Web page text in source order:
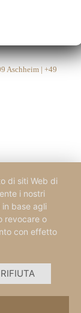
Aschheim | +49
di siti Web di
i nostri
base agli
revocare o
con effetto
RIFIUTA